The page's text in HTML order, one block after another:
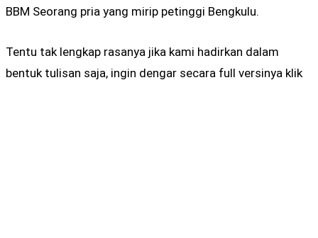
BBM Seorang pria yang mirip petinggi Bengkulu.
Tentu tak lengkap rasanya jika kami hadirkan dalam
bentuk tulisan saja, ingin dengar secara full versinya klik